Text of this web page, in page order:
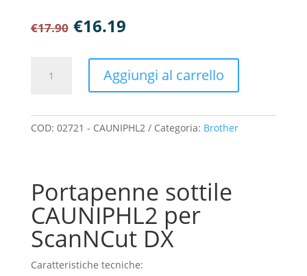
€17.90 Il
prezzo
originale
€17.90.
€16.19Il
attuale
è:
€16.19.
sottile
per
fino
9,6mm
-
serie
Aggiungi al carrello
COD: 02721 - CAUNIPHL2 Categoria: Brother
Portapenne sottile
CAUNIPHL2 per
ScanNCut DX
Caratteristiche tecniche: